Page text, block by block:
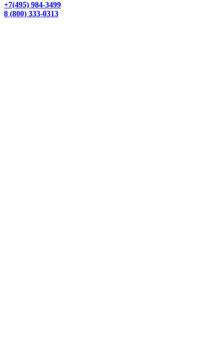
+7(495) 984-3499
8 (800) 333-0313